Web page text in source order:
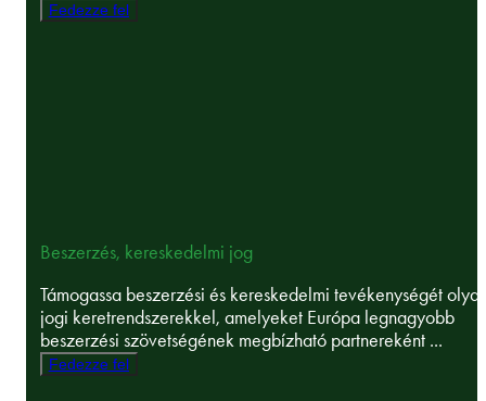
Fedezze fel
Beszerzés, kereskedelmi jog
Támogassa beszerzési és kereskedelmi tevékenységét
jogi keretrendszerekkel, amelyeket Európa legnagyobb
beszerzési szövetségének megbízható partnereként ...
Fedezze fel